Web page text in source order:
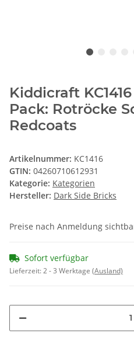
Kiddicraft
Pack: Rotröcke
Redcoats
Artikelnummer: KC1416
GTIN: 04260710612931
Kategorie: Kategorien
Hersteller: Dark Side Bricks
Preise nach Anmeldung
Sofort verfügbar
Lieferzeit:2 - 3 Werktage (Ausland)